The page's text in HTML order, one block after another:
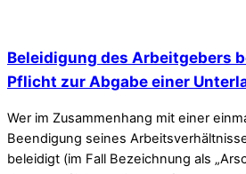
Beleidigung des Arbeitgebers
Pflicht zur Abgabe einer
Wer im Zusammenhang mit einer
Beendigung seines
beleidigt (im Fall Bezeichnung als